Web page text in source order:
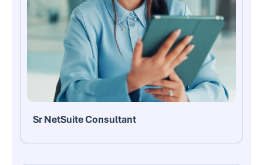
Sr NetSuite Consultant